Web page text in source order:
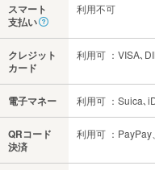
スマート
支払い
利用不可
クレジット
カード
利用可 ：VISA､
電子マネー 利用可 ：Suica､
QRコード
決済
利用可 ：PayPay